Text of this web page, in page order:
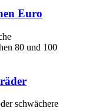
Euro
80 und 100
schwächere